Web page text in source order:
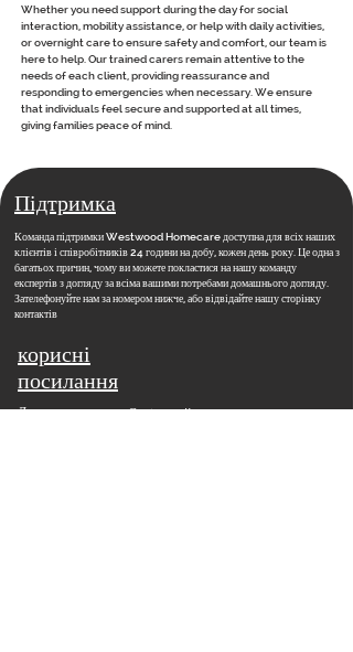
Whether you need support during the day for social
interaction, mobility assistance, or help with daily activities,
or overnight care to ensure safety and comfort, our team is
here to help. Our trained carers remain attentive to the
needs of each client, providing reassurance and
responding to emergencies when necessary. We ensure
that individuals feel secure and supported at all times,
giving families peace of mind.
Підтримка
Команда підтримки Westwood Homecare доступна для всіх наших
клієнтів і співробітників 24 години на добу, кожен день року. Це одна з
багатьох причин, чому ви можете покластися на нашу команду
експертів з догляду за всіма вашими потребами домашнього догляду.
Зателефонуйте нам за номером нижче, або відвідайте нашу сторінку
контактів
корисні
посилання
Додому Соціальний вплив​